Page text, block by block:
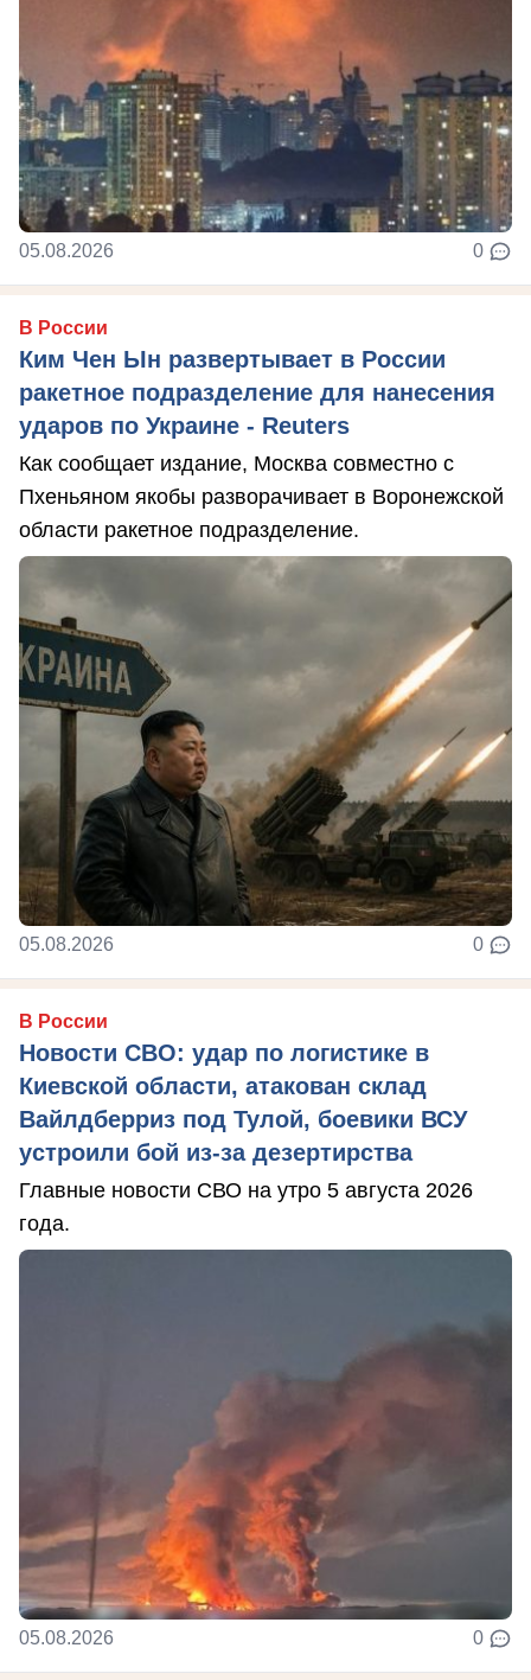
05.08.2026 0
В России
Ким Чен Ын развертывает в России
ракетное подразделение для нанесения
ударов по Украине - Reuters
Как сообщает издание, Москва совместно с
Пхеньяном якобы разворачивает в Воронежской
области ракетное подразделение.
05.08.2026 0
В России
Новости СВО: удар по логистике в
Киевской области, атакован склад
Вайлдберриз под Тулой, боевики ВСУ
устроили бой из-за дезертирства
Главные новости СВО на утро 5 августа 2026
года.
05.08.2026 0